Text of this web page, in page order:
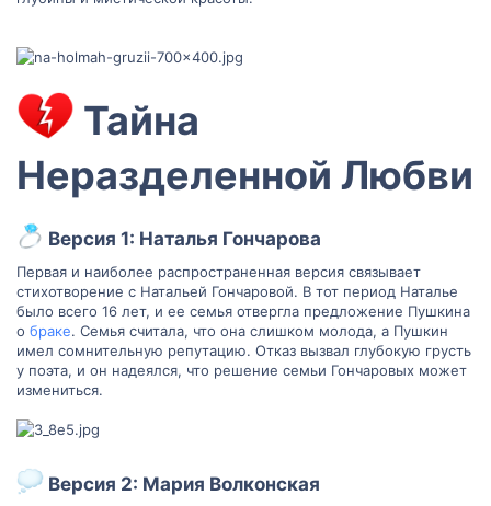
Тайна
Неразделенной Любви​
Версия 1: Наталья Гончарова​
Первая и наиболее распространенная версия связывает
стихотворение с Натальей Гончаровой. В тот период Наталье
было всего 16 лет, и ее семья отвергла предложение Пушкина
о браке. Семья считала, что она слишком молода, а Пушкин
имел сомнительную репутацию. Отказ вызвал глубокую грусть
у поэта, и он надеялся, что решение семьи Гончаровых может
измениться.
Версия 2: Мария Волконская​